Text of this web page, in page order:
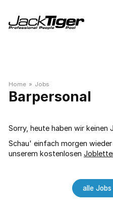
Home » Jobs
Barpersonal
Sorry, heute haben wir keinen
Schau' einfach morgen
unserem kostenlosen
alle